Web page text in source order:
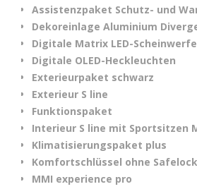
Assistenzpaket Schutz- und
Dekoreinlage Aluminium
Digitale Matrix LED-
Digitale OLED-Heckleuchten
Exterieurpaket schwarz
Exterieur S line
Funktionspaket
Interieur S line mit Sportsitzen
Klimatisierungspaket plus
Komfortschlüssel ohne Safelock
MMI experience pro